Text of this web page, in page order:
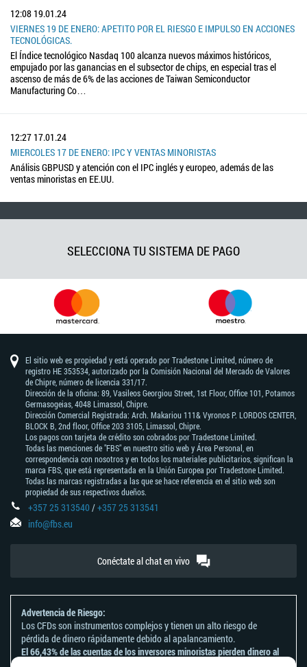
12:08 19.01.24
VIERNES 19 DE ENERO: APETITO POR EL RIESGO E IMPULSO EN ACCIONES
TECNOLÓGICAS.
El Índice tecnológico Nasdaq 100 alcanza nuevos máximos históricos,
empujado por las ganancias en el subsector de chips, en especial tras el
ascenso de más de 6% de las acciones de Taiwan Semiconductor
Manufacturing Co…
12:27 17.01.24
MIERCOLES 17 DE ENERO: IPC Y VENTAS MINORISTAS
Análisis GBPUSD y atención con el IPC inglés y europeo, además de las
ventas minoristas en EE.UU.
SELECCIONA TU SISTEMA DE PAGO
El sitio web es propiedad y está operado por Tradestone Limited, número de
registro HE 353534, autorizado por la Comisión Nacional del Mercado de Valores
de Chipre, número de licencia 331/17.
Dirección de la oficina: 89, Vasileos Georgiou Street, 1st Floor, Office 101, Potamos
Germasogeias, 4048 Limassol, Chipre.
Dirección Comercial Registrada: Arch. Makariou 111& Vyronos Р. LORDOS CENTER,
BLOCK В, 2nd floor, Office 203 3105, Limassol, Chipre.
Los pagos con tarjeta de crédito son cobrados por Tradestone Limited.
Todas las menciones de "FBS" en nuestro sitio web y Área Personal, en
correspondencia con nosotros y en todos los materiales publicitarios, significan la
marca FBS, que está representada en la Unión Europea por Tradestone Limited.
Todas las marcas registradas a las que se hace referencia en el sitio web son
propiedad de sus respectivos dueños.
+357 25 313540/+357 25 313541
info@fbs.eu
Conéctate al chat en vivo
Advertencia de Riesgo:
Los CFDs son instrumentos complejos y tienen un alto riesgo de
pérdida de dinero rápidamente debido al apalancamiento.
El 66,43% de las cuentas de los inversores minoristas pierden dinero al